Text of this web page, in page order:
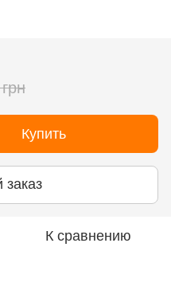
Купить
К сравнению